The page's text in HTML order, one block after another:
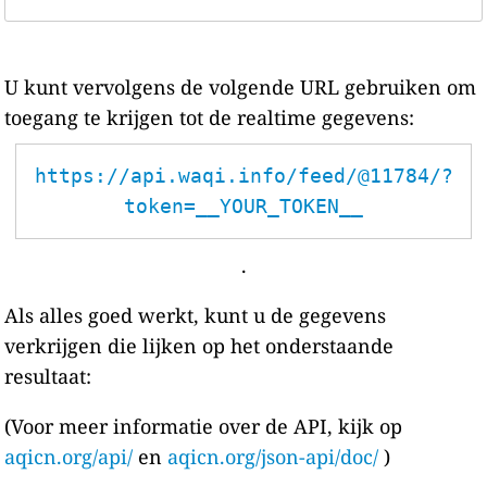
U kunt vervolgens de volgende URL gebruiken om
toegang te krijgen tot de realtime gegevens:
https://api.waqi.info/feed/@11784/?
token=__YOUR_TOKEN__
.
Als alles goed werkt, kunt u de gegevens
verkrijgen die lijken op het onderstaande
resultaat:
(Voor meer informatie over de API, kijk op
aqicn.org/api/ en aqicn.org/json-api/doc/ )